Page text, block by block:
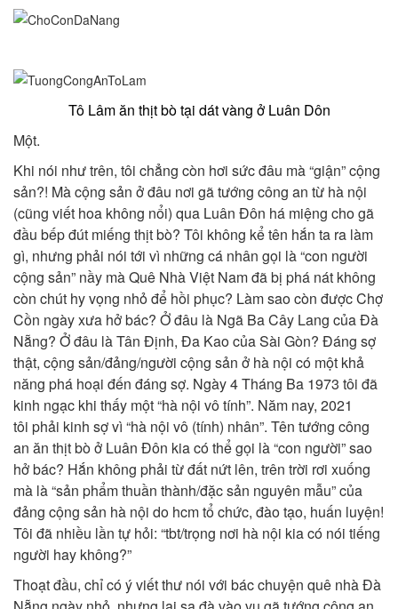
Tô Lâm ăn thịt bò tại dát vàng ở Luân Dôn
Một.
Khi nói như trên, tôi chẳng còn hơi sức đâu mà “giận” cộng
sản?! Mà cộng sản ở đâu nơi gã tướng công an từ hà nội
(cũng viết hoa không nổi) qua Luân Đôn há miệng cho gã
đầu bếp đút miếng thịt bò? Tôi không kể tên hắn ta ra làm
gì, nhưng phải nói tới vì những cá nhân gọi là “con người
cộng sản” nầy mà Quê Nhà Việt Nam đã bị phá nát không
còn chút hy vọng nhỏ để hồi phục? Làm sao còn được Chợ
Cồn ngày xưa hở bác? Ở đâu là Ngã Ba Cây Lang của Đà
Nẵng? Ở đâu là Tân Định, Đa Kao của Sài Gòn? Đáng sợ
thật, cộng sản/đảng/người cộng sản ở hà nội có một khả
năng phá hoại đến đáng sợ. Ngày 4 Tháng Ba 1973 tôi đã
kinh ngạc khi thấy một “hà nội vô tính”. Năm nay, 2021
tôi phải kinh sợ vì “hà nội vô (tính) nhân”. Tên tướng công
an ăn thịt bò ở Luân Đôn kia có thể gọi là “con người” sao
hở bác? Hắn không phải từ đất nứt lên, trên trời rơi xuống
mà là “sản phẩm thuần thành/đặc sản nguyên mẫu” của
đảng cộng sản hà nội do hcm tổ chức, đào tạo, huấn luyện!
Tôi đã nhiều lần tự hỏi: “tbt/trọng nơi hà nội kia có nói tiếng
người hay không?”
Thoạt đầu, chỉ có ý viết thư nói với bác chuyện quê nhà Đà